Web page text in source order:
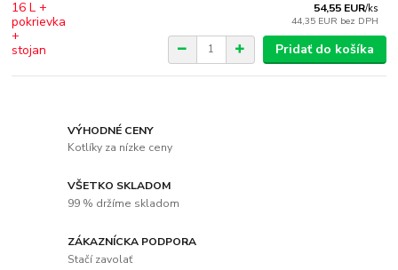
54,55 EUR/ks
44,35 EUR bez DPH
Pridať do košíka
VÝHODNÉ CENY
Kotlíky za nízke ceny
VŠETKO SKLADOM
99 % držíme skladom
ZÁKAZNÍCKA PODPORA
Stačí zavolať